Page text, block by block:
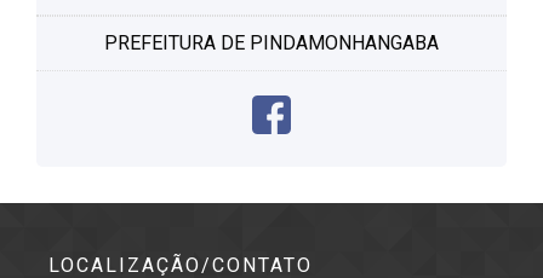
PREFEITURA DE PINDAMONHANGABA
LOCALIZAÇÃO/CONTATO